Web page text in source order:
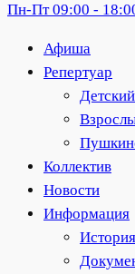
Пн-Пт 09:00 -
Афиша
Репертуар
Детский
Коллектив
Новости
Информация